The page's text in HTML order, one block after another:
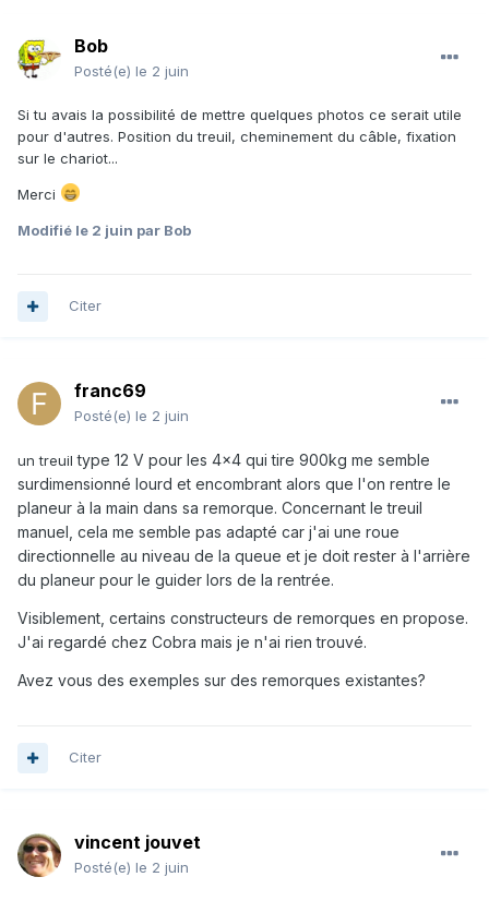
Bob
Posté(e) le 2 juin
Si tu avais la possibilité de mettre quelques photos ce serait utile
pour d'autres. Position du treuil, cheminement du câble, fixation
sur le chariot...
Merci
Modifié le 2 juin par Bob
Citer
franc69
Posté(e) le 2 juin
un treuiltype 12 V pour les 4x4 qui tire 900kg me semble
surdimensionné lourd et encombrant alors que l'on rentre le
planeur à la main dans sa remorque. Concernant le treuil
manuel, cela me semble pas adapté car j'ai une roue
directionnelle au niveau de la queue et je doit rester à l'arrière
du planeur pour le guider lors de la rentrée.
Visiblement, certains constructeurs de remorques en propose.
J'ai regardé chez Cobra mais je n'ai rien trouvé.
Avez vous des exemples sur des remorques existantes?
Citer
vincent jouvet
Posté(e) le 2 juin